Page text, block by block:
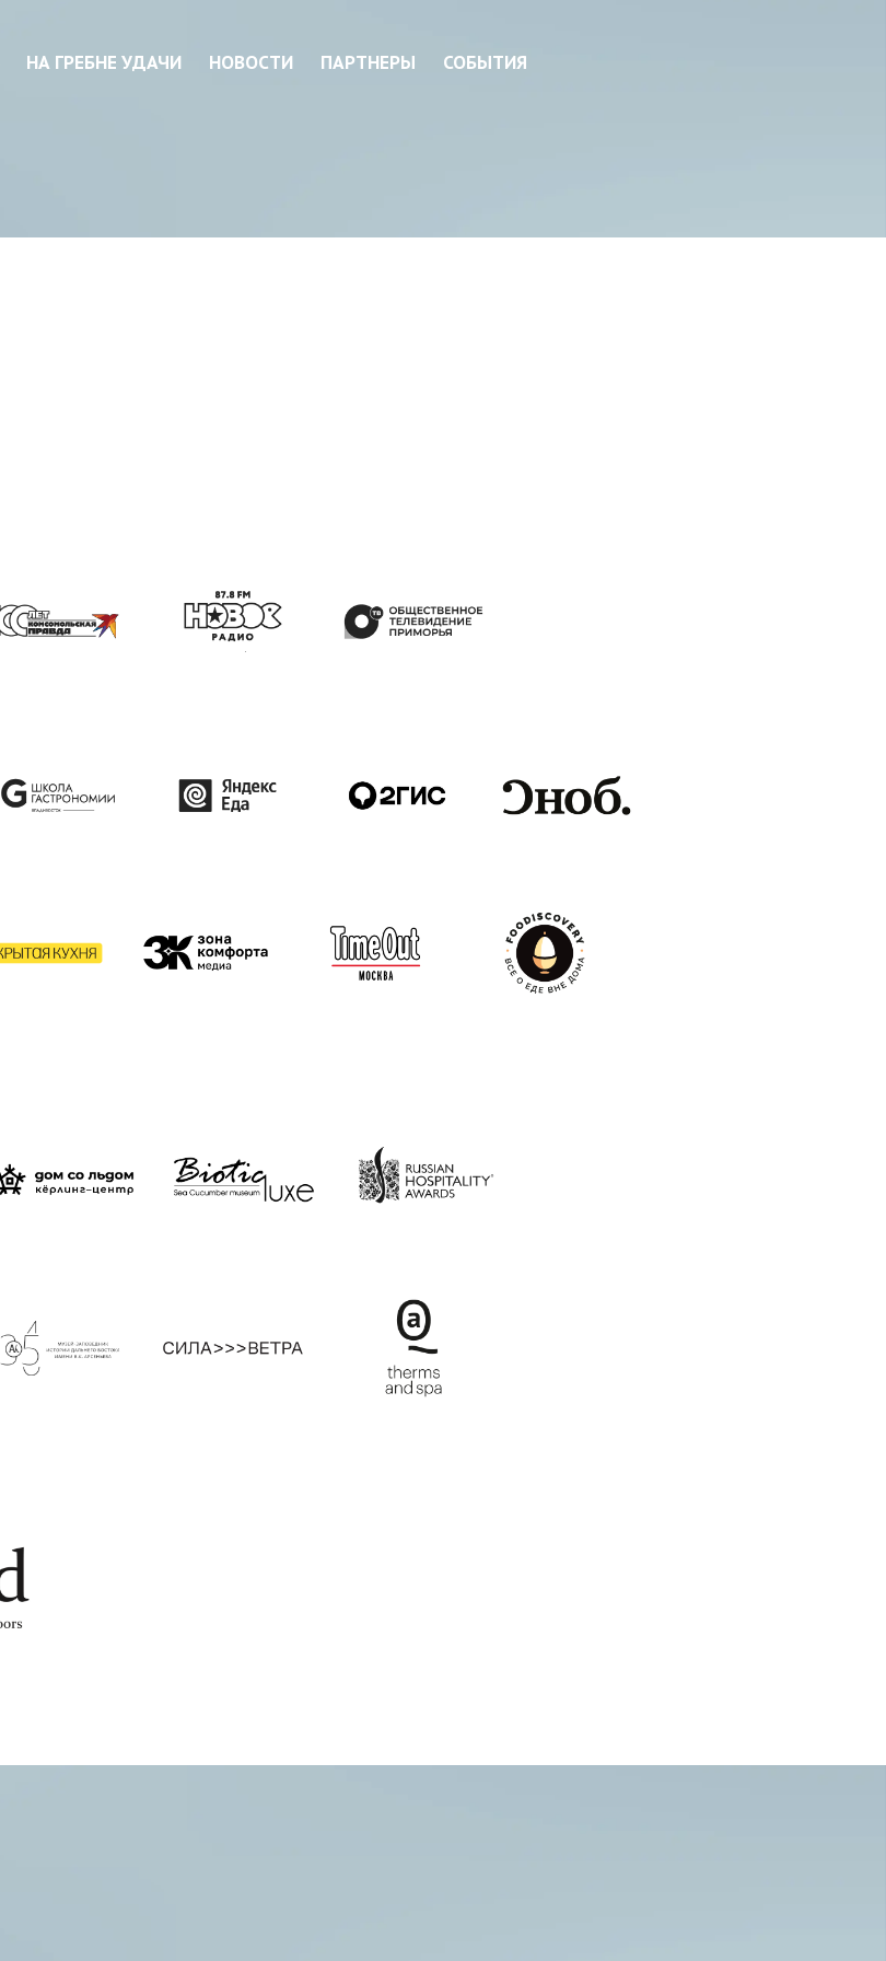
НА ГРЕБНЕ УДАЧИ НОВОСТИ ПАРТНЕРЫ СОБЫТИЯ